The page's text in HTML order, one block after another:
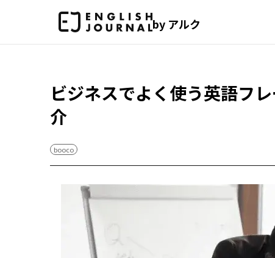
by アルク
ビジネスでよく使う英語フ
介
booco